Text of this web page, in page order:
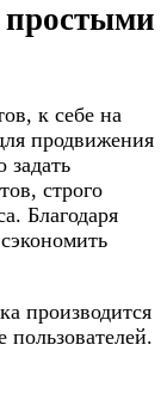
простыми
к себе на
продвижения
задать
строго
Благодаря
производится
пользователей.